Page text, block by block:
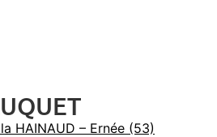
HAINAUD – Ernée (53)